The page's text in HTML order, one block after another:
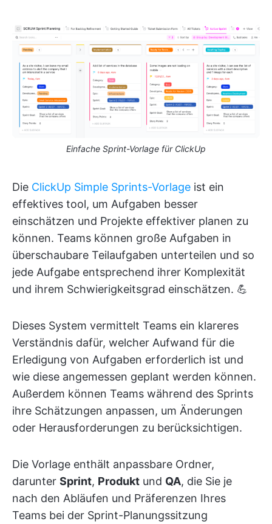
Einfache Sprint-Vorlage für ClickUp
Die ClickUp Simple Sprints-Vorlage ist ein
effektives tool, um Aufgaben besser
einschätzen und Projekte effektiver planen zu
können. Teams können große Aufgaben in
überschaubare Teilaufgaben unterteilen und so
jede Aufgabe entsprechend ihrer Komplexität
und ihrem Schwierigkeitsgrad einschätzen. 💪
Dieses System vermittelt Teams ein klareres
Verständnis dafür, welcher Aufwand für die
Erledigung von Aufgaben erforderlich ist und
wie diese angemessen geplant werden können.
Außerdem können Teams während des Sprints
ihre Schätzungen anpassen, um Änderungen
oder Herausforderungen zu berücksichtigen.
Die Vorlage enthält anpassbare Ordner,
darunter Sprint, Produkt und QA, die Sie je
nach den Abläufen und Präferenzen Ihres
Teams bei der Sprint-Planungssitzung